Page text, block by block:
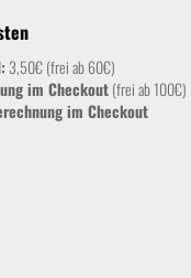
3,50€ (frei ab 60€)
im Checkout(frei ab 100€)
im Checkout